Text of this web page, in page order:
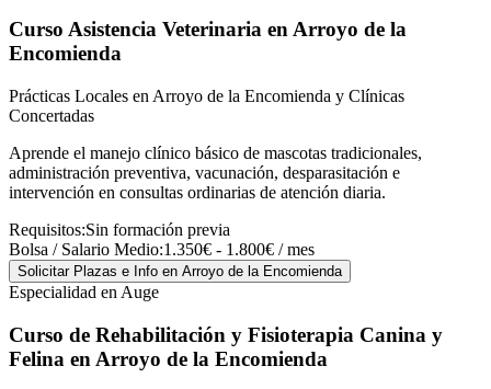
Curso Asistencia Veterinaria en Arroyo de la
Encomienda
Prácticas Locales en Arroyo de la Encomienda y Clínicas
Concertadas
Aprende el manejo clínico básico de mascotas tradicionales,
administración preventiva, vacunación, desparasitación e
intervención en consultas ordinarias de atención diaria.
Requisitos:Sin formación previa
Bolsa / Salario Medio:1.350€ - 1.800€ / mes
Solicitar Plazas e Info en Arroyo de la Encomienda
Especialidad en Auge
Curso de Rehabilitación y Fisioterapia Canina y
Felina en Arroyo de la Encomienda